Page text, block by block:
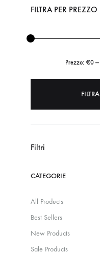
FILTRA PER PREZZO
FILTRA
Prezzo: €0—
Filtri
CATEGORIE
All Products
Best Sellers
New Products
Sale Products